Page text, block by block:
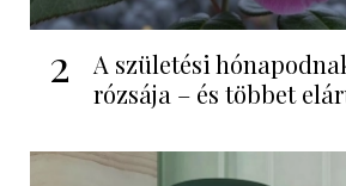
2
A születési
rózsája – és többet